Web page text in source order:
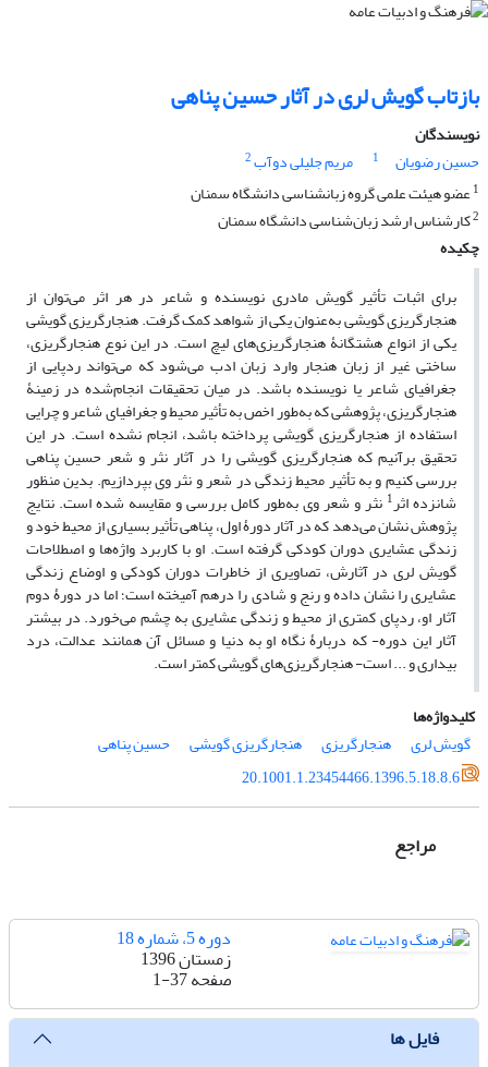
بازتاب گویش لری در آثار حسین پناهی
نویسندگان
حسین رضویان
1 مریم جلیلی دوآب2
1عضو هیئت علمی گروه زبانشناسی دانشگاه سمنان
2کارشناس ارشد زبان‌شناسی دانشگاه سمنان
چکیده
برای اثبات تأثیر گویش مادری نویسنده و شاعر در هر اثر می‌توان از
هنجارگریزی گویشی به‌عنوان یکی از شواهد کمک گرفت. هنجارگریزی گویشی
یکی از انواع هشت­گانۀ هنجارگریزی‌های لیچ است. در این نوع هنجارگریزی،
ساختی غیر از زبان هنجار وارد زبان ادب می‌شود که می‌تواند ردپایی از
جغرافیای شاعر یا نویسنده باشد. در میان تحقیقات انجام‌شده در زمینۀ
هنجارگریزی، پژوهشی که به‌طور اخص به تأثیر محیط و جغرافیای شاعر و چرایی
استفاده از هنجارگریزی گویشی پرداخته باشد، انجام نشده است. در این
تحقیق برآنیم که هنجارگریزی گویشی را در آثار نثر و شعر حسین پناهی
بررسی کنیم و به تأثیر محیط زندگی در شعر و نثر وی بپردازیم. بدین منظور
شانزده اثر1 نثر و شعر وی به‌طور کامل بررسی و مقایسه شده است. نتایج
پژوهش نشان می‌دهد که در آثار دورۀ اول، پناهی تأثیر بسیاری از محیط خود و
زندگی عشایری دوران کودکی گرفته است. او با کاربرد واژه‌ها و اصطلاحات
گویش لری در آثارش، تصاویری از خاطرات دوران کودکی و اوضاع زندگی
عشایری را نشان داده و رنج و شادی را درهم آمیخته است؛ اما در دورۀ دوم
آثار او، ردپای کمتری از محیط و زندگی عشایری به چشم می‌خورد. در بیشتر
آثار این دوره- که دربارۀ نگاه او به دنیا و مسائل آن همانند عدالت، درد
بیداری و ... است- هنجارگریزی‌های گویشی کمتر است.
کلیدواژه‌ها
گویش لری
هنجارگریزی هنجارگریزی گویشی
حسین پناهی
20.1001.1.23454466.1396.5.18.8.6
مراجع
دوره 5، شماره 18
زمستان 1396
صفحه1-37
فایل ها